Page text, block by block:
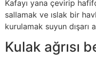
Kafayı yana çevirip
sallamak ve ıslak bir
kurulamak suyun dışarı
Kulak ağrısı